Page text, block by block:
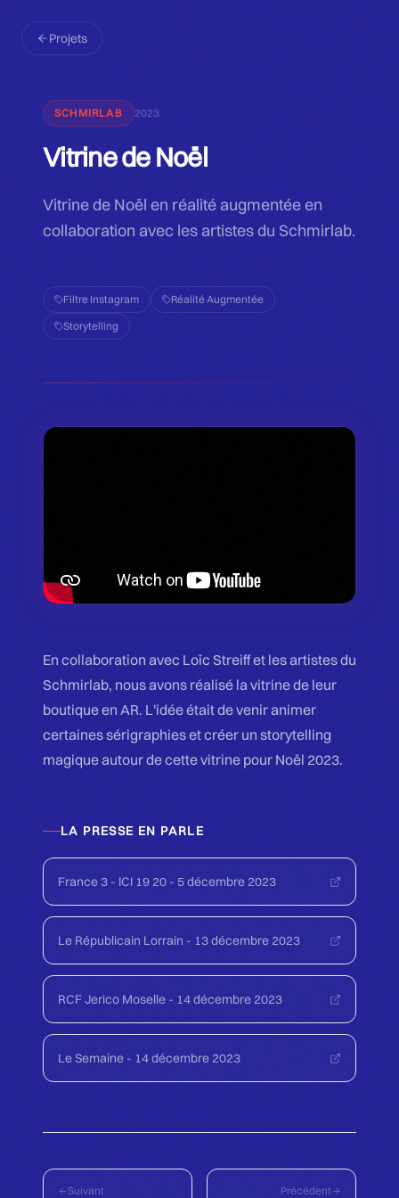
Projets
SCHMIRLAB 2023
Vitrine de Noël
Vitrine de Noël en réalité augmentée en
collaboration avec les artistes du Schmirlab.
Filtre Instagram
Réalité Augmentée
Storytelling
En collaboration avec Loïc Streiff et les artistes du
Schmirlab, nous avons réalisé la vitrine de leur
boutique en AR. L'idée était de venir animer
certaines sérigraphies et créer un storytelling
magique autour de cette vitrine pour Noël 2023.
LA PRESSE EN PARLE
France 3 - ICI 19 20 - 5 décembre 2023
Le Républicain Lorrain - 13 décembre 2023
RCF Jerico Moselle - 14 décembre 2023
Le Semaine - 14 décembre 2023
Suivant Précédent